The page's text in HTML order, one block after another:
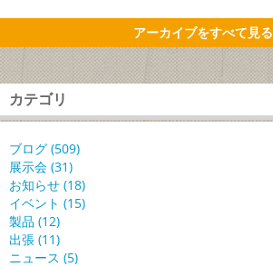
アーカイブをすべて見る
カテゴリ
ブログ (509)
展示会 (31)
お知らせ (18)
イベント (15)
製品 (12)
出張 (11)
ニュース (5)